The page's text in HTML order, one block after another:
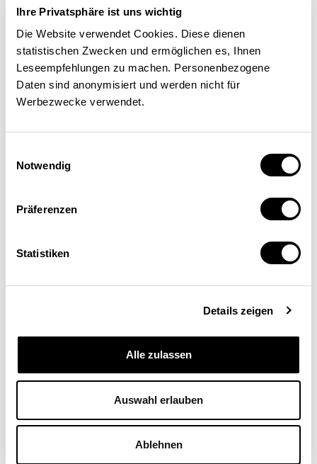
Ihre Privatsphäre ist uns wichtig
Die Website verwendet Cookies. Diese dienen
statistischen Zwecken und ermöglichen es, Ihnen
Leseempfehlungen zu machen. Personenbezogene
Daten sind anonymisiert und werden nicht für
Werbezwecke verwendet.
Notwendig
Präferenzen
Statistiken
Details zeigen
Alle zulassen
Auswahl erlauben
Ablehnen
WIRTSCHAFTSPOLITIK
Nicolas Eschenbaum| 23.12.20
Freiwilligenplattformen